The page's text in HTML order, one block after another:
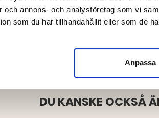
och annons- och analysföretag som vi
som du har tillhandahållit eller som de
Anpassa
vattenavvisande tyg och stabil
under sitsen för små tillhörigheter
fiske eller picknick. Varje stol klarar en
DU KANSKE OCKSÅ